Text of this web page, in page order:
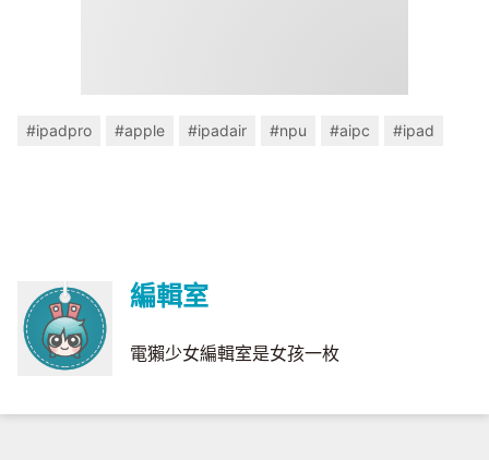
#ipadpro #apple #ipadair #npu #aipc #ipad
編輯室
電獺少女編輯室是女孩一枚